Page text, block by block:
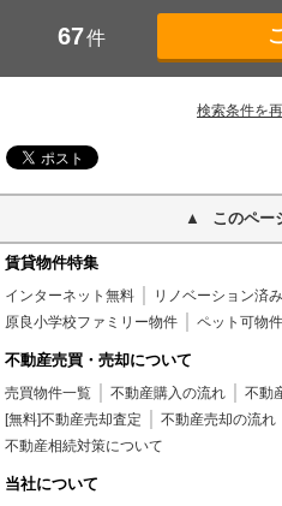
67件
検索条件を
このペー
賃貸物件特集
インターネット無料 リノベーション済
原良小学校ファミリー物件
ペット可物件
不動産売買・売却について
売買物件一覧 不動産購入の流れ
不動
[無料]不動産売却査定
不動産売却の流れ
不動産相続対策について
当社について